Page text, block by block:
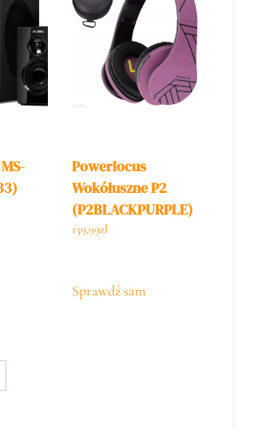
Powerlocus
Wokółuszne P2
(P2BLACKPURPLE)
139,99zł
Sprawdź sam